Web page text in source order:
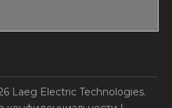
Laeg Electric Technologies.